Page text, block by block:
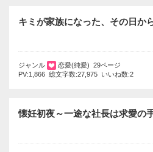
キミが家族になった、その日か
ジャンル
恋愛(純愛) 29ページ
PV:1,866 総文字数:27,975 いいね数:2
懐妊初夜～一途な社長は求愛の